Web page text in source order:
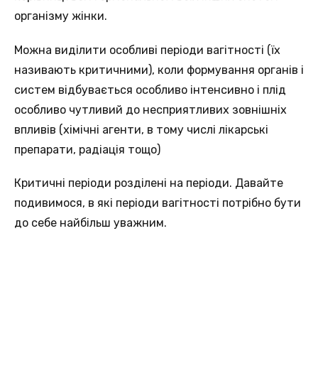
організму жінки.
Можна виділити особливі періоди вагітності (їх
називають критичними), коли формування органів і
систем відбувається особливо інтенсивно і плід
особливо чутливий до несприятливих зовнішніх
впливів (хімічні агенти, в тому числі лікарські
препарати, радіація тощо)
Критичні періоди розділені на періоди. Давайте
подивимося, в які періоди вагітності потрібно бути
до себе найбільш уважним.